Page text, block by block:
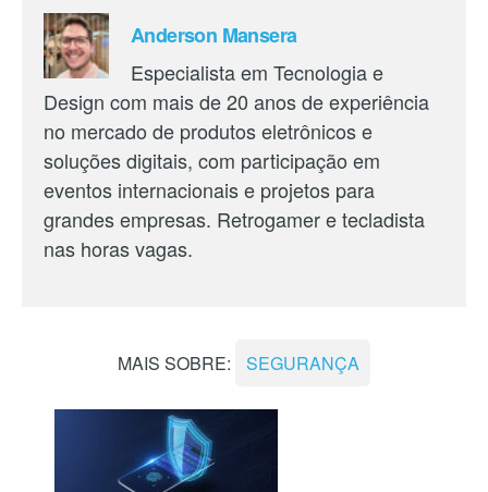
Anderson Mansera
Especialista em Tecnologia e
Design com mais de 20 anos de experiência
no mercado de produtos eletrônicos e
soluções digitais, com participação em
eventos internacionais e projetos para
grandes empresas. Retrogamer e tecladista
nas horas vagas.
MAIS SOBRE: SEGURANÇA